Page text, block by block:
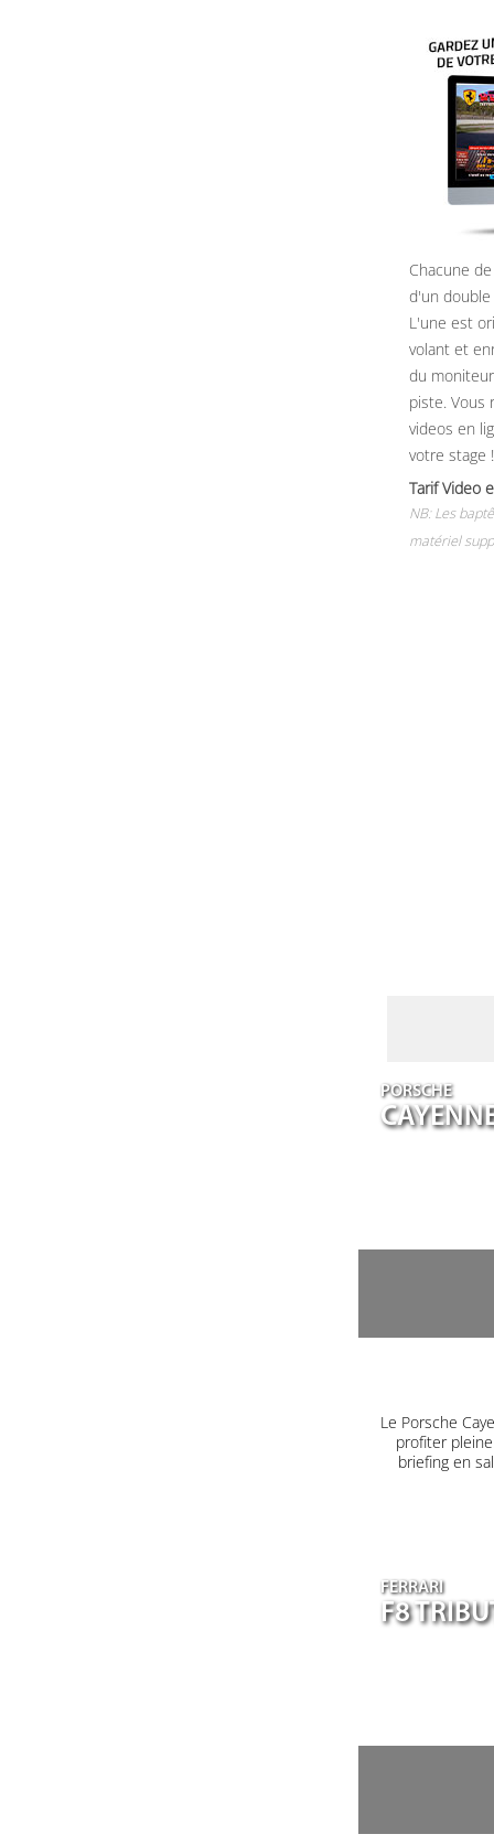
Chacune
d'un
L'une est
volant et
du
piste. Vous
videos en
votre stage !
Tarif Video
NB: Les
matériel
PORSCHE
Le Porsche
profiter
briefing en
FERRARI
F8